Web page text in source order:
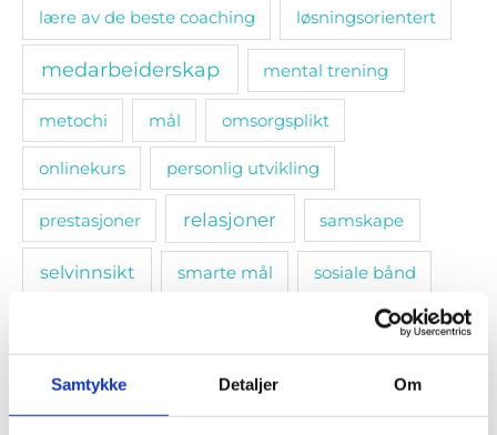
Samtykke Detaljer Om
lære av de beste coaching løsningsorientert
medarbeiderskap mental trening
metochi mål omsorgsplikt
onlinekurs personlig utvikling
prestasjoner relasjoner samskape
selvinnsikt smarte mål sosiale bånd
tanketrening
teamledelse trivsel